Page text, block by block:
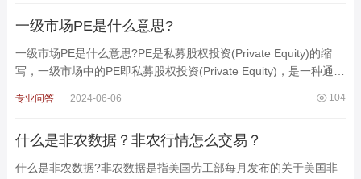
一级市场PE是什么意思?
一级市场PE是什么意思?PE是私募股权投资(Private Equity)的缩
写，一级市场中的PE即私募股权投资(Private Equity)，是一种通过
104
专业问答 2024-06-06
什么是非农数据？非农行情怎么交易？
什么是非农数据?非农数据是指美国劳工部每月发布的关于美国非